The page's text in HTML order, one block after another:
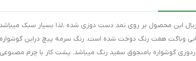
این محصول بر روی نمد دست دوزی شده ،لذا بسیار سبک
وباگت هفت رنگ دوخت شده است. رنگ سرمه پیچ دراین گوشواره
گوشواره بامنجوق سفید رنگ میباشد. پشت کار با چرم